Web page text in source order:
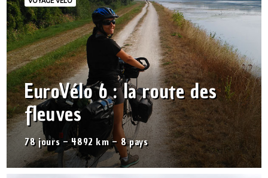
EuroVélo 6 : la route des
fleuves
78 jours – 4892 km – 8 pays